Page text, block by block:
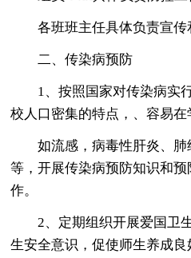
各班班主任具体负责宣传
二、传染病预防
1、按照国家对传染病实
校人口密集的特点，、容易
如流感，病毒性肝炎、
等，开展传染病预防知识和
作。
2、定期组织开展爱国卫
生安全意识，促使师生养成